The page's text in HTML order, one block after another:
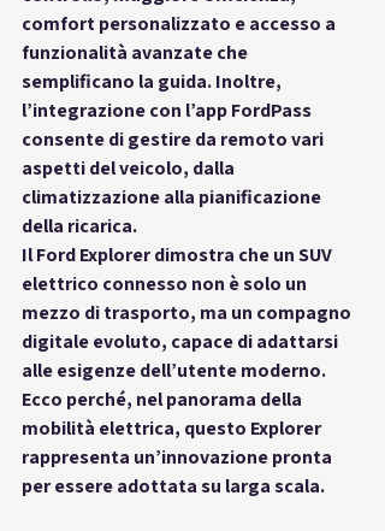
comfort personalizzato e accesso a
funzionalità avanzate che
semplificano la guida. Inoltre,
l’integrazione con l’app FordPass
consente di gestire da remoto vari
aspetti del veicolo, dalla
climatizzazione alla pianificazione
della ricarica.
Il Ford Explorer dimostra che un SUV
elettrico connesso non è solo un
mezzo di trasporto, ma un compagno
digitale evoluto, capace di adattarsi
alle esigenze dell’utente moderno.
Ecco perché, nel panorama della
mobilità elettrica, questo Explorer
rappresenta un’innovazione pronta
per essere adottata su larga scala.